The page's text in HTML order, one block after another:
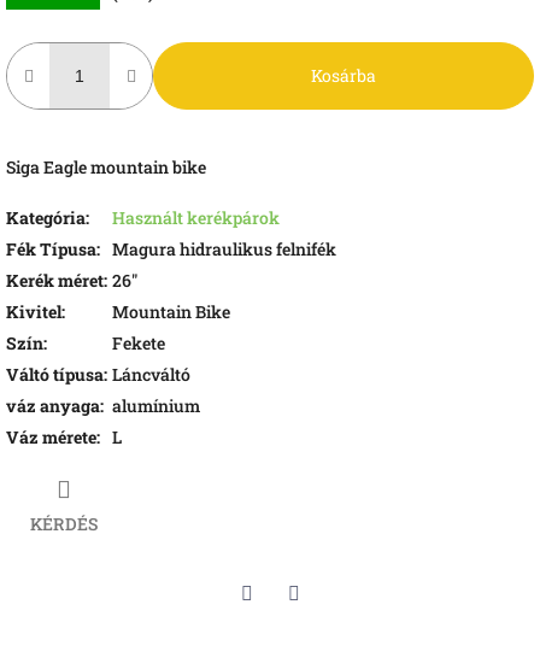
Kosárba
Siga Eagle mountain bike
Kategória:
Használt kerékpárok
Fék Típusa: Magura hidraulikus felnifék
Kerék méret: 26"
Kivitel:
Mountain Bike
Szín:
Fekete
Váltó típusa: Láncváltó
váz anyaga: alumínium
Váz mérete: L
KÉRDÉS